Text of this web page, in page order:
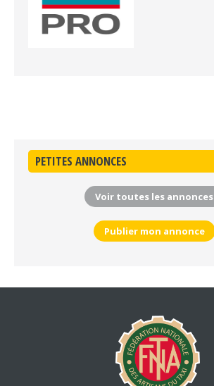
PETITES ANNONCES
Voir toutes les annonces
Publier mon annonce